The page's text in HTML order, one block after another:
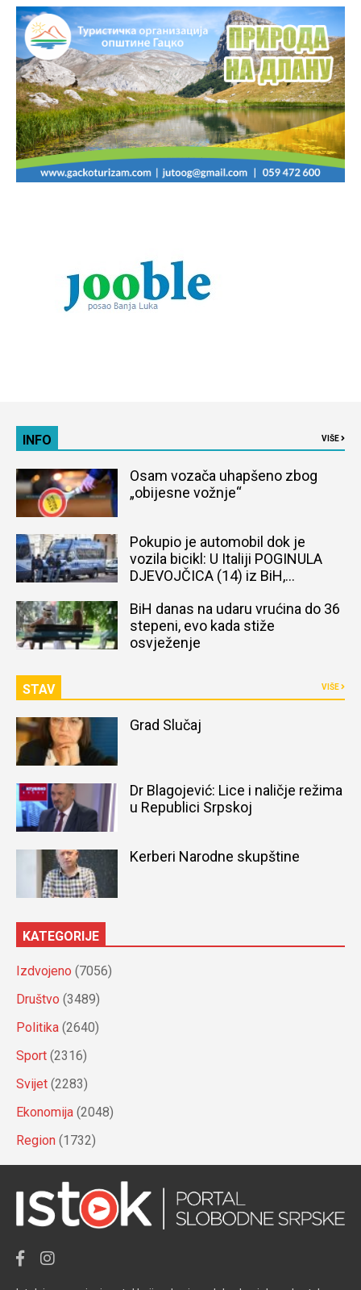
INFO VIŠE
Osam vozača uhapšeno zbog
„obijesne vožnje“
Pokupio je automobil dok je
vozila bicikl: U Italiji POGINULA
DJEVOJČICA (14) iz BiH,
BiH danas na udaru vrućina do 36
stepeni, evo kada stiže
osvježenje
STAV VIŠE
Grad Slučaj
Dr Blagojević: Lice i naličje režima
u Republici Srpskoj
Kerberi Narodne skupštine
KATEGORIJE
Izdvojeno (7056)
Društvo (3489)
Politika (2640)
Sport (2316)
Svijet (2283)
Ekonomija (2048)
Region (1732)